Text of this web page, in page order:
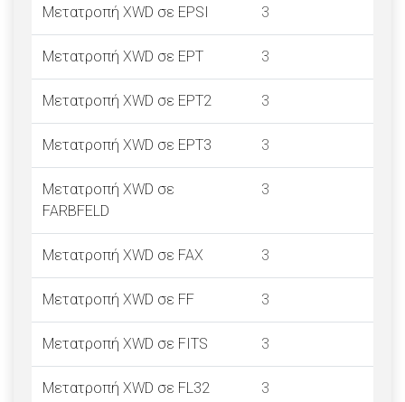
Μετατροπή XWD σε EPSI 3
Μετατροπή XWD σε EPT 3
Μετατροπή XWD σε EPT2 3
Μετατροπή XWD σε EPT3 3
Μετατροπή XWD σε
FARBFELD
3
Μετατροπή XWD σε FAX 3
Μετατροπή XWD σε FF 3
Μετατροπή XWD σε FITS 3
Μετατροπή XWD σε FL32 3